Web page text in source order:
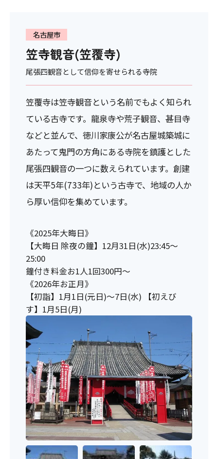
名古屋市
笠寺観音(笠覆寺)
尾張四観音として信仰を寄せられる寺院
笠覆寺は笠寺観音という名前でもよく知られ
ている古寺です。龍泉寺や荒子観音、甚目寺
などと並んで、徳川家康公が名古屋城築城に
あたって鬼門の方角にある寺院を鎮護とした
尾張四観音の一つに数えられています。創建
は天平5年(733年)という古寺で、地域の人か
ら厚い信仰を集めています。
《2025年大晦日》
【大晦日 除夜の鐘】12月31日(水)23:45～
25:00
鐘付き料金お1人1回300円～
《2026年お正月》
【初詣】1月1日(元日)～7日(水) 【初えび
す】1月5日(月)